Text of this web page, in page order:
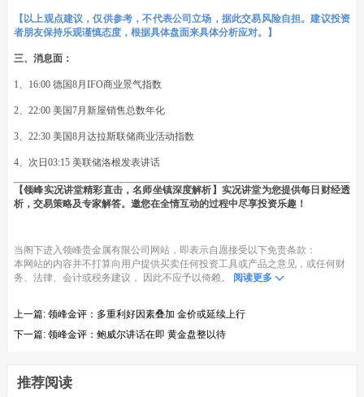
【以上观点建议，仅供参考，不代表公司立场，据此交易风险自担。建议投资
者朋友保持乐观谨慎态度，根据具体盘面来具体分析应对。】
三、消息面：
1、16:00 德国8月IFO商业景气指数
2、22:00 美国7月新屋销售总数年化
3、22:30 美国8月达拉斯联储商业活动指数
4、次日03:15 美联储洛根发表讲话
【领峰实况讲堂精彩直击，名师坐镇深度解析】实况讲堂为您提供每日财经透
析，交易策略及专家解答。邀您在全情互动的过程中尽享投资乐趣！
当阁下进入领峰贵金属有限公司网站，即表示自愿接受以下免责条款：
本网站的内容并不打算向用户提供买卖任何投资工具或产品之意见，或任何财
务、法律、会计或税务建议， 因此不应予以倚赖。 阅读更多
上一篇: 领峰金评：多重利好因素叠加 金价或延续上行
下一篇: 领峰金评：鲍威尔讲话在即 黄金盘整以待
推荐阅读